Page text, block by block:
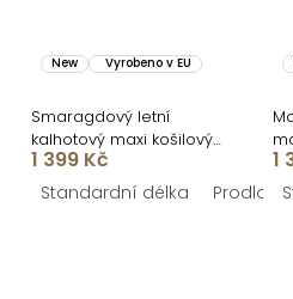
New Vyrobeno v EU
Smaragdový letní
kalhotový maxi košilový
komplet NOVELAYA
1 399 Kč
Standardní délka
1